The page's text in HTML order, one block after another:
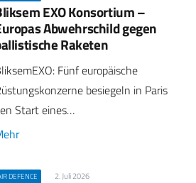
EXO Konsortium –
Abwehrschild gegen
Raketen
Fünf europäische
besiegeln in Paris
Start eines…
DEFENCE 2. Juli 2026